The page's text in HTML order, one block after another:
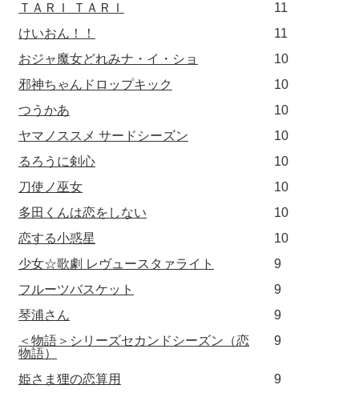
ＴＡＲＩ ＴＡＲＩ
11
けいおん！！
11
おジャ魔女どれみナ・イ・ショ
10
邪神ちゃんドロップキック
10
つうかあ
10
ヤマノススメ サードシーズン
10
るろうに剣心
10
刀使ノ巫女
10
多田くんは恋をしない
10
恋する小惑星
10
少女☆歌劇 レヴュースタァライト
9
フルーツバスケット
9
琴浦さん
9
＜物語＞シリーズセカンドシーズン（恋
物語）
9
姫さま狸の恋算用
9